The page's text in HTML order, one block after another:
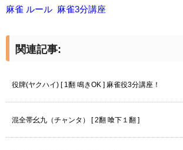
麻雀 ルール 麻雀3分講座
関連記事:
役牌(ヤクハイ) [ 1翻 鳴きOK ] 麻雀役3分講座！
混全帯幺九（チャンタ） [ 2翻 喰下１翻 ]